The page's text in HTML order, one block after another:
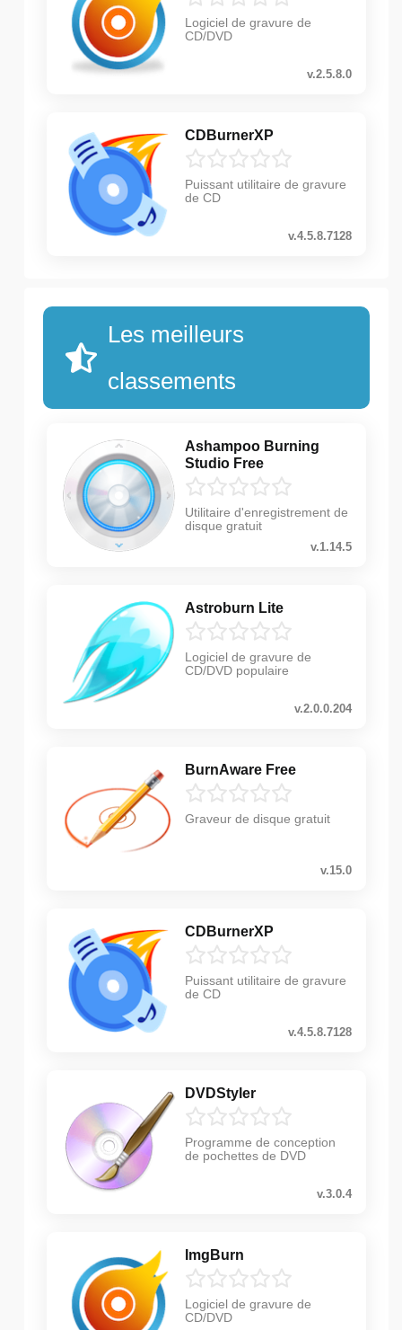
Logiciel de gravure de
CD/DVD
v.2.5.8.0
CDBurnerXP
Puissant utilitaire de gravure
de CD
v.4.5.8.7128
Les meilleurs
classements
Ashampoo Burning
Studio Free
Utilitaire d'enregistrement de
disque gratuit
v.1.14.5
Astroburn Lite
Logiciel de gravure de
CD/DVD populaire
v.2.0.0.204
BurnAware Free
Graveur de disque gratuit
v.15.0
CDBurnerXP
Puissant utilitaire de gravure
de CD
v.4.5.8.7128
DVDStyler
Programme de conception
de pochettes de DVD
v.3.0.4
ImgBurn
Logiciel de gravure de
CD/DVD